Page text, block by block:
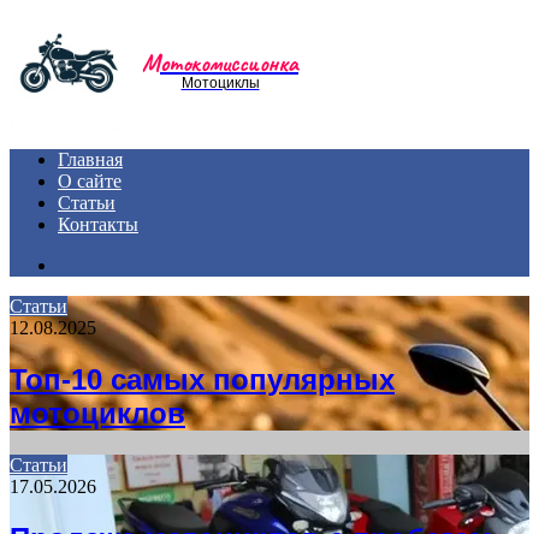
Мотокомиссионка
Мотоциклы
Главная
О сайте
Статьи
Контакты
Статьи
12.08.2025
Топ-10 самых популярных
мотоциклов
Статьи
17.05.2026